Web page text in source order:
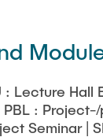
hubs
: Lecture Hall
:
Seminar |